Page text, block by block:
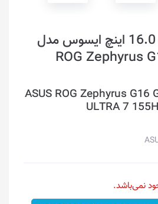
لپ تاپ گیمینگ 16.0 اینچ ایسوس مدل
ROG Zephyrus
ASUS ROG Zephyrus G16
ULTRA 7
نمی‌باشد.